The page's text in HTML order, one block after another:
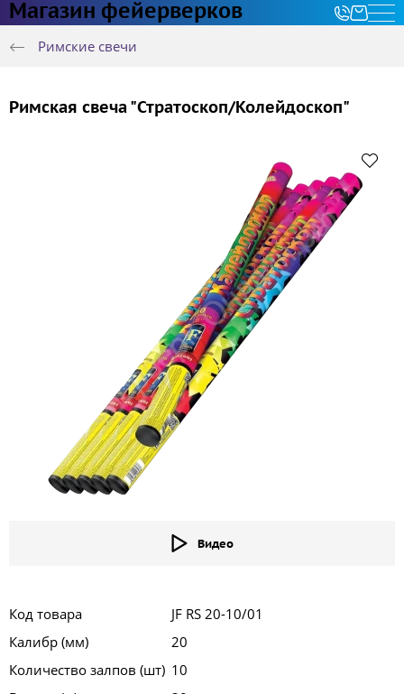
Магазин фейерверков
Римские свечи
Римская свеча "Стратоскоп/Колейдоскоп"
Видео
Код товара
JF RS 20-10/01
Калибр (мм)
20
Количество залпов (шт) 10